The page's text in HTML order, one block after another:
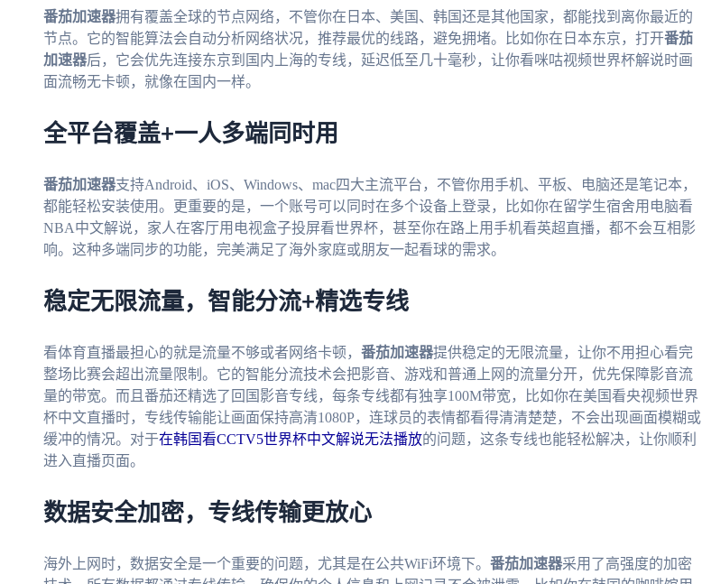
番茄加速器拥有覆盖全球的节点网络，不管你在日本、美国、韩国还是其他国家，都能找到离你最近的
节点。它的智能算法会自动分析网络状况，推荐最优的线路，避免拥堵。比如你在日本东京，打开番茄
加速器后，它会优先连接东京到国内上海的专线，延迟低至几十毫秒，让你看咪咕视频世界杯解说时画
面流畅无卡顿，就像在国内一样。
全平台覆盖+一人多端同时用
番茄加速器支持Android、iOS、Windows、mac四大主流平台，不管你用手机、平板、电脑还是笔记本，
都能轻松安装使用。更重要的是，一个账号可以同时在多个设备上登录，比如你在留学生宿舍用电脑看
NBA中文解说，家人在客厅用电视盒子投屏看世界杯，甚至你在路上用手机看英超直播，都不会互相影
响。这种多端同步的功能，完美满足了海外家庭或朋友一起看球的需求。
稳定无限流量，智能分流+精选专线
看体育直播最担心的就是流量不够或者网络卡顿， 番茄加速器提供稳定的无限流量，让你不用担心看完
整场比赛会超出流量限制。它的智能分流技术会把影音、游戏和普通上网的流量分开，优先保障影音流
量的带宽。而且番茄还精选了回国影音专线，每条专线都有独享100M带宽，比如你在美国看央视频世界
杯中文直播时，专线传输能让画面保持高清1080P，连球员的表情都看得清清楚楚，不会出现画面模糊或
缓冲的情况。对于在韩国看CCTV5世界杯中文解说无法播放的问题，这条专线也能轻松解决，让你顺利
进入直播页面。
数据安全加密，专线传输更放心
海外上网时，数据安全是一个重要的问题，尤其是在公共WiFi环境下。 番茄加速器采用了高强度的加密